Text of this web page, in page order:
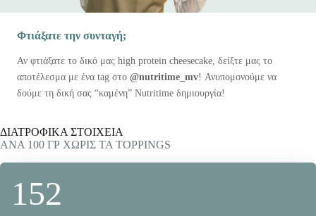
Φτιάξατε την συνταγή;
Αν φτιάξατε το δικό μας high protein cheesecake, δείξτε μας το
αποτέλεσμα με ένα tag στο @nutritime_mv! Ανυπομονούμε να
δούμε τη δική σας “καμένη” Nutritime δημιουργία!
ΔΙΑΤΡΟΦΙΚΑ ΣΤΟΙΧΕΙΑ
ΑΝΑ 100 ΓΡ ΧΩΡΙΣ ΤΑ TOPPINGS
152